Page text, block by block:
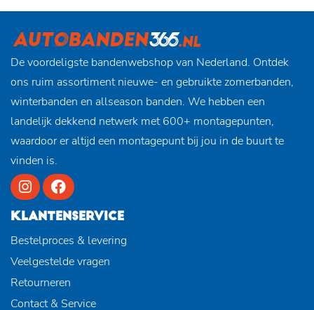
De voordeligste bandenwebshop van Nederland. Ontdek
ons ruim assortiment nieuwe- en gebruikte zomerbanden,
winterbanden en allseason banden. We hebben een
landelijk dekkend netwerk met 600+ montagepunten,
waardoor er altijd een montagepunt bij jou in de buurt te
vinden is.
KLANTENSERVICE
Bestelproces & levering
Veelgestelde vragen
Retourneren
Contact & Service